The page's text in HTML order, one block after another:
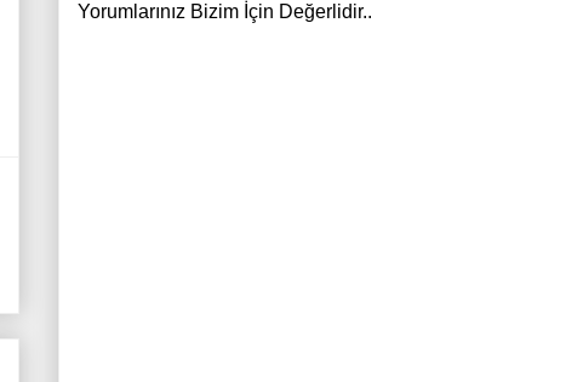
Yorumlarınız Bizim İçin Değerlidir..